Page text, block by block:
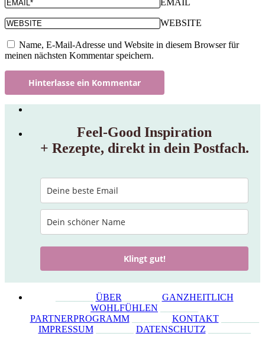
EMAIL
WEBSITE
Name, E-Mail-Adresse und Website in diesem Browser für
meinen nächsten Kommentar speichern.
Feel‑Good Inspiration
+ Rezepte, direkt in dein Postfach.
Klingt gut!
ÜBER
GANZHEITLICH
WOHLFÜHLEN
PARTNERPROGRAMM________ KONTAKT________
IMPRESSUM
DATENSCHUTZ